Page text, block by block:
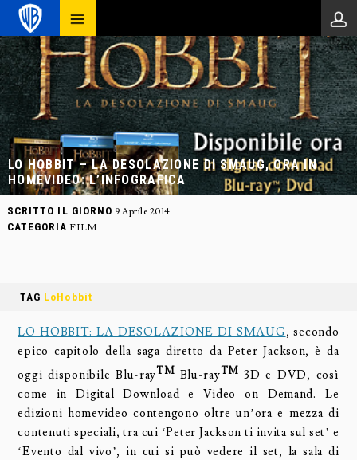
LO HOBBIT – LA DESOLAZIONE DI SMAUG, ORA IN
HOMEVIDEO: L’INFOGRAFICA
SCRITTO IL GIORNO 9 Aprile 2014
CATEGORIA FILM
TAG LoHobbit
LO HOBBIT: LA DESOLAZIONE DI SMAUG, secondo
epico capitolo della saga diretto da Peter Jackson, è da
oggi disponibile Blu-rayTMBlu-rayTM 3D e DVD, così
come in Digital Download e Video on Demand. Le
edizioni homevideo contengono oltre un’ora e mezza di
contenuti speciali, tra cui ‘Peter Jackson ti invita sul set’ e
‘Evento dal vivo’, in cui si può vedere il set, la sala di